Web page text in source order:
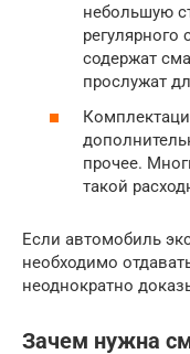
небольшую
содержат
прослужат
прочее.
такой
Если автомобиль
необходимо
неоднократно
Зачем нужна